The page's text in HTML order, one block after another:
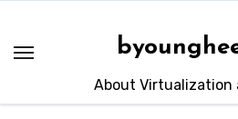
content
About Virtualization